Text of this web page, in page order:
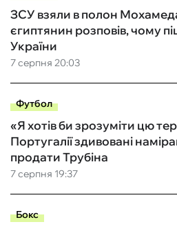
7 серпня 20:03
ЗСУ взяли в полон
єгиптянин розповів, чому
України
Футбол
7 серпня 19:37
«Я хотів би зрозуміти цю
Португалії здивовані
продати Трубіна
Бокс